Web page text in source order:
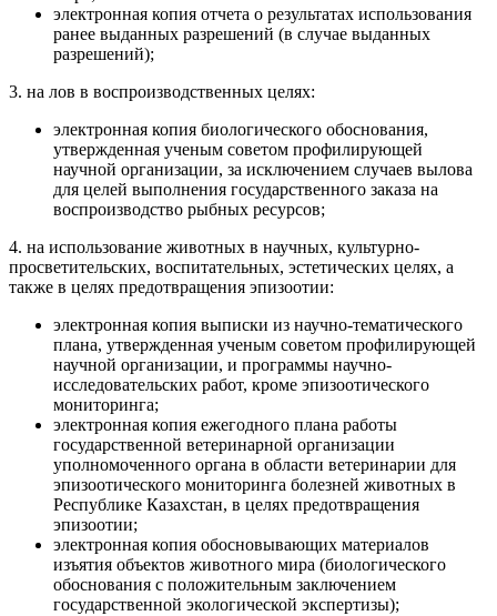
электронная копия отчета о результатах использования
ранее выданных разрешений (в случае выданных
разрешений);
3. на лов в воспроизводственных целях:
электронная копия биологического обоснования,
утвержденная ученым советом профилирующей
научной организации, за исключением случаев вылова
для целей выполнения государственного заказа на
воспроизводство рыбных ресурсов;
4. на использование животных в научных, культурно-
просветительских, воспитательных, эстетических целях, а
также в целях предотвращения эпизоотии:
электронная копия выписки из научно-тематического
плана, утвержденная ученым советом профилирующей
научной организации, и программы научно-
исследовательских работ, кроме эпизоотического
мониторинга;
электронная копия ежегодного плана работы
государственной ветеринарной организации
уполномоченного органа в области ветеринарии для
эпизоотического мониторинга болезней животных в
Республике Казахстан, в целях предотвращения
эпизоотии;
электронная копия обосновывающих материалов
изъятия объектов животного мира (биологического
обоснования с положительным заключением
государственной экологической экспертизы);